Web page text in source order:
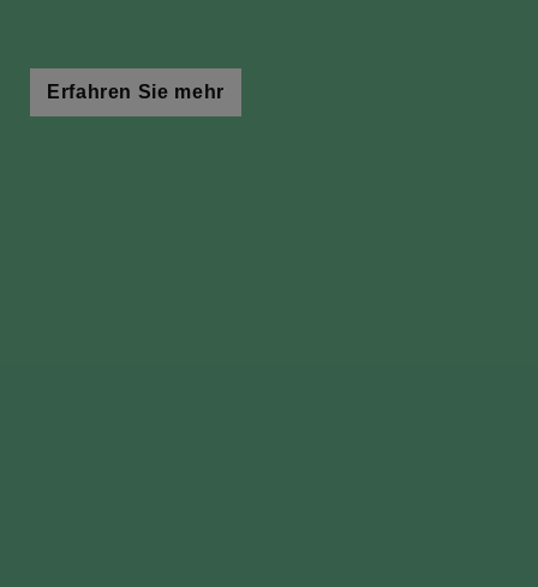
Erfahren Sie mehr